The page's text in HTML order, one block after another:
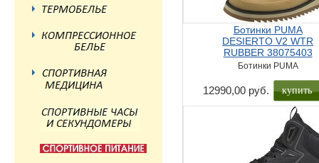
Ботинки PUMA
DESIERTO V2 WTR
RUBBER 38075403
Ботинки PUMA
12990,00 руб. купить